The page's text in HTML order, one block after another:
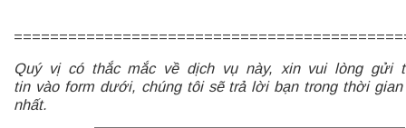
Quý vị có thắc mắc về dịch vụ này, xin vui lòng gửi
tin vào form dưới, chúng tôi sẽ trả lời bạn trong thời
nhất.